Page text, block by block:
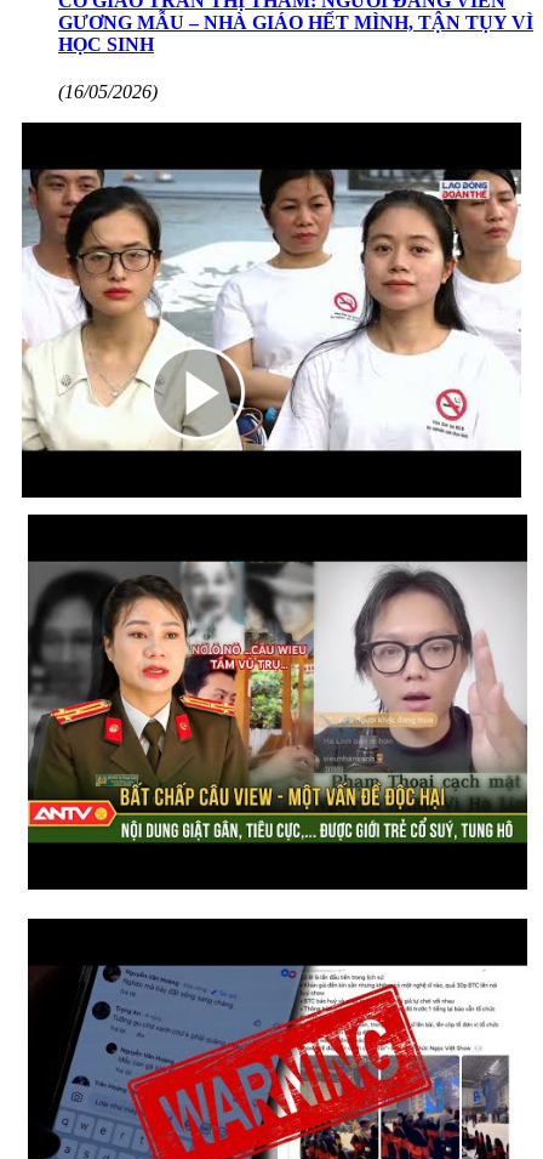
GƯƠNG MẪU – NHÀ GIÁO HẾT MÌNH, TẬN TỤY VÌ
HỌC SINH
(16/05/2026)